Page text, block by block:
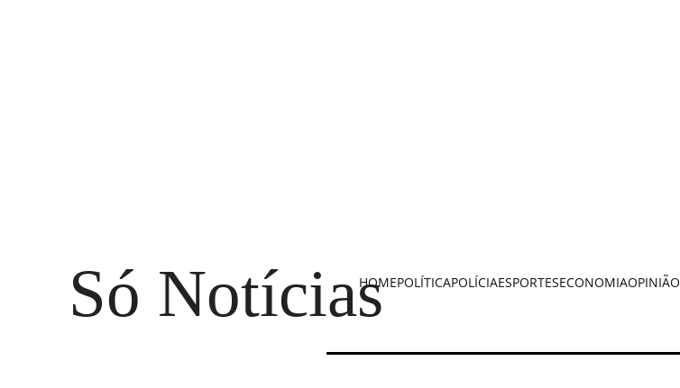
Só Notícias
HOMEPOLÍTICAPOLÍCIAESPORTESECONOMIAOPINIÃO